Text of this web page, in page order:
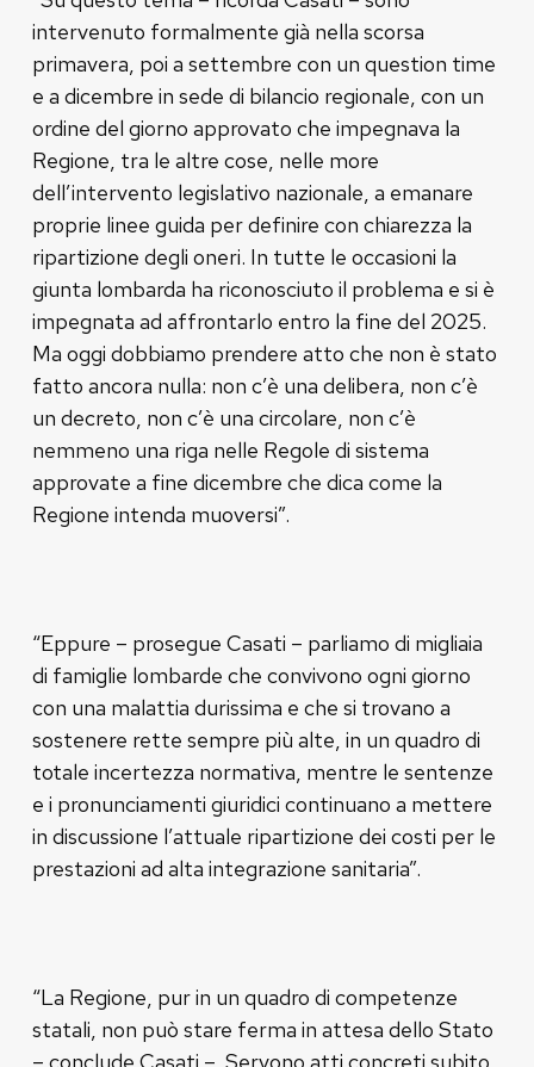
intervenuto formalmente già nella scorsa
primavera, poi a settembre con un question time
e a dicembre in sede di bilancio regionale, con un
ordine del giorno approvato che impegnava la
Regione, tra le altre cose, nelle more
dell’intervento legislativo nazionale, a emanare
proprie linee guida per definire con chiarezza la
ripartizione degli oneri. In tutte le occasioni la
giunta lombarda ha riconosciuto il problema e si è
impegnata ad affrontarlo entro la fine del 2025.
Ma oggi dobbiamo prendere atto che non è stato
fatto ancora nulla: non c’è una delibera, non c’è
un decreto, non c’è una circolare, non c’è
nemmeno una riga nelle Regole di sistema
approvate a fine dicembre che dica come la
Regione intenda muoversi”.
“Eppure – prosegue Casati – parliamo di migliaia
di famiglie lombarde che convivono ogni giorno
con una malattia durissima e che si trovano a
sostenere rette sempre più alte, in un quadro di
totale incertezza normativa, mentre le sentenze
e i pronunciamenti giuridici continuano a mettere
in discussione l’attuale ripartizione dei costi per le
prestazioni ad alta integrazione sanitaria”.
“La Regione, pur in un quadro di competenze
statali, non può stare ferma in attesa dello Stato
– conclude Casati –. Servono atti concreti subito,